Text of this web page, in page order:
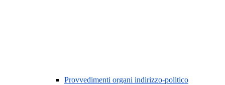
Provvedimenti organi indirizzo-politico